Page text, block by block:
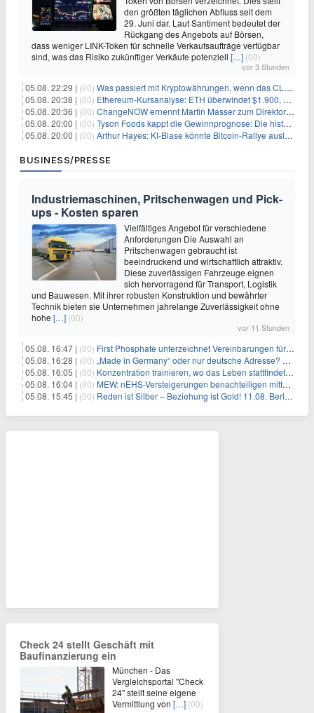
den größten täglichen Abfluss seit dem
29. Juni dar. Laut Santiment bedeutet der
Rückgang des Angebots auf Börsen,
dass weniger LINK-Token für schnelle Verkaufsaufträge verfügbar
sind, was das Risiko zukünftiger Verkäufe potenziell […] (00)
vor 3 Stunden
05.08. 22:29 | (00) Was passiert mit Kryptowährungen, wenn das CLARITY-Gesetz diese Woche scheitert? Hougan erklärt
05.08. 20:38 | (00) Ethereum-Kursanalyse: ETH überwindet $1.900, aber größere Herausforderungen stehen bevor
05.08. 20:36 | (00) ChangeNOW ernennt Martin Masser zum Direktor für strategische Partnerschaften
05.08. 20:00 | (00) Tyson Foods kappt die Gewinnprognose: Die historische Rinderkrise will einfach nicht enden
05.08. 20:00 | (00) Arthur Hayes: KI-Blase könnte Bitcoin-Rallye auslösen
BUSINESS/PRESSE
Industriemaschinen, Pritschenwagen und Pick-
ups - Kosten sparen
Vielfältiges Angebot für verschiedene
Anforderungen Die Auswahl an
Pritschenwagen gebraucht ist
beeindruckend und wirtschaftlich attraktiv.
Diese zuverlässigen Fahrzeuge eignen
sich hervorragend für Transport, Logistik
und Bauwesen. Mit ihrer robusten Konstruktion und bewährter
Technik bieten sie Unternehmen jahrelange Zuverlässigkeit ohne
hohe […] (00)
vor 11 Stunden
05.08. 16:47 | (00) First Phosphate unterzeichnet Vereinbarungen für nicht zu refundierende Zuwendungen in Höhe von 4,84 Mio. $ von der kanadischen Regierung für Straßeninfrastruktur und Stromübertragungsleitungen
05.08. 16:28 | (00) „Made in Germany“ oder nur deutsche Adresse? So erkennen Sie, wo Ihre Leiterplatten wirklich gefertigt werden
05.08. 16:05 | (00) Konzentration trainieren, wo das Leben stattfindet: Mobile EEG-Technologie bringt Neurofeedback in den Alltag
05.08. 16:04 | (00) MEW: nEHS-Versteigerungen benachteiligen mittelständische Unternehmen
05.08. 15:45 | (00) Reden ist Silber – Beziehung ist Gold! 11.08. Berlin – 18:30 Uhr
Check 24 stellt Geschäft mit
Baufinanzierung ein
München - Das
Vergleichsportal "Check
24" stellt seine eigene
Vermittlung von […] (00)